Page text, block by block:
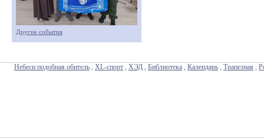
Другие события
Небеси подобная обитель , XL-спорт , ХЭД , Библиотека , Календарь , Трапезная ,